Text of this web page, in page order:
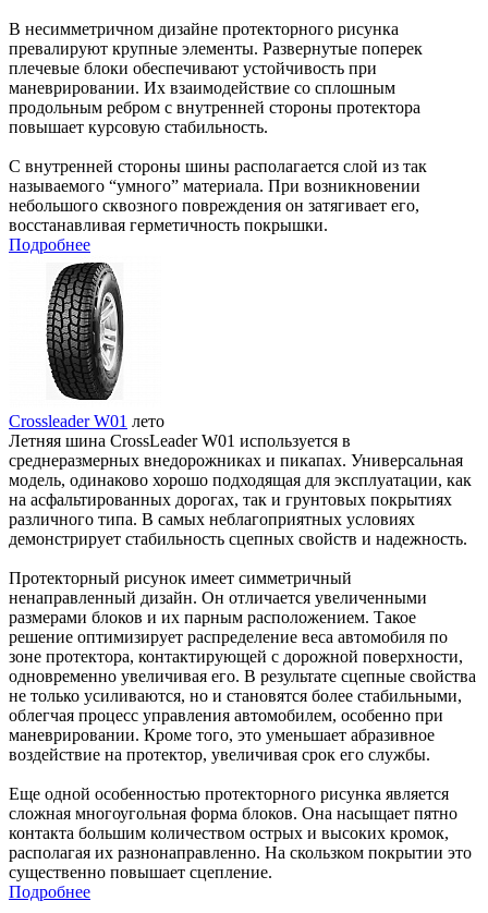
В несимметричном дизайне протекторного рисунка
превалируют крупные элементы. Развернутые поперек
плечевые блоки обеспечивают устойчивость при
маневрировании. Их взаимодействие со сплошным
продольным ребром с внутренней стороны протектора
повышает курсовую стабильность.
С внутренней стороны шины располагается слой из так
называемого “умного” материала. При возникновении
небольшого сквозного повреждения он затягивает его,
восстанавливая герметичность покрышки.
Подробнее
Crossleader W01 лето
Летняя шина CrossLeader W01 используется в
среднеразмерных внедорожниках и пикапах. Универсальная
модель, одинаково хорошо подходящая для эксплуатации, как
на асфальтированных дорогах, так и грунтовых покрытиях
различного типа. В самых неблагоприятных условиях
демонстрирует стабильность сцепных свойств и надежность.
Протекторный рисунок имеет симметричный
ненаправленный дизайн. Он отличается увеличенными
размерами блоков и их парным расположением. Такое
решение оптимизирует распределение веса автомобиля по
зоне протектора, контактирующей с дорожной поверхности,
одновременно увеличивая его. В результате сцепные свойства
не только усиливаются, но и становятся более стабильными,
облегчая процесс управления автомобилем, особенно при
маневрировании. Кроме того, это уменьшает абразивное
воздействие на протектор, увеличивая срок его службы.
Еще одной особенностью протекторного рисунка является
сложная многоугольная форма блоков. Она насыщает пятно
контакта большим количеством острых и высоких кромок,
располагая их разнонаправленно. На скользком покрытии это
существенно повышает сцепление.
Подробнее